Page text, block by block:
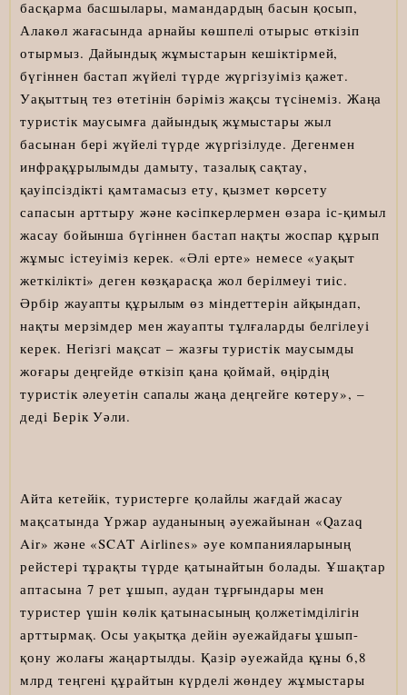
басқарма басшылары, мамандардың басын қосып,
Алакөл жағасында арнайы көшпелі отырыс өткізіп
отырмыз. Дайындық жұмыстарын кешіктірмей,
бүгіннен бастап жүйелі түрде жүргізуіміз қажет.
Уақыттың тез өтетінін бәріміз жақсы түсінеміз. Жаңа
туристік маусымға дайындық жұмыстары жыл
басынан бері жүйелі түрде жүргізілуде. Дегенмен
инфрақұрылымды дамыту, тазалық сақтау,
қауіпсіздікті қамтамасыз ету, қызмет көрсету
сапасын арттыру және кәсіпкерлермен өзара іс-қимыл
жасау бойынша бүгіннен бастап нақты жоспар құрып
жұмыс істеуіміз керек. «Әлі ерте» немесе «уақыт
жеткілікті» деген көзқарасқа жол берілмеуі тиіс.
Әрбір жауапты құрылым өз міндеттерін айқындап,
нақты мерзімдер мен жауапты тұлғаларды белгілеуі
керек. Негізгі мақсат – жазғы туристік маусымды
жоғары деңгейде өткізіп қана қоймай, өңірдің
туристік әлеуетін сапалы жаңа деңгейге көтеру», –
деді Берік Уәли.
Айта кетейік, туристерге қолайлы жағдай жасау
мақсатында Үржар ауданының әуежайынан «Qazaq
Air» және «SCAT Airlines» әуе компанияларының
рейстері тұрақты түрде қатынайтын болады. Ұшақтар
аптасына 7 рет ұшып, аудан тұрғындары мен
туристер үшін көлік қатынасының қолжетімділігін
арттырмақ. Осы уақытқа дейін әуежайдағы ұшып-
қону жолағы жаңартылды. Қазір әуежайда құны 6,8
млрд теңгені құрайтын күрделі жөндеу жұмыстары